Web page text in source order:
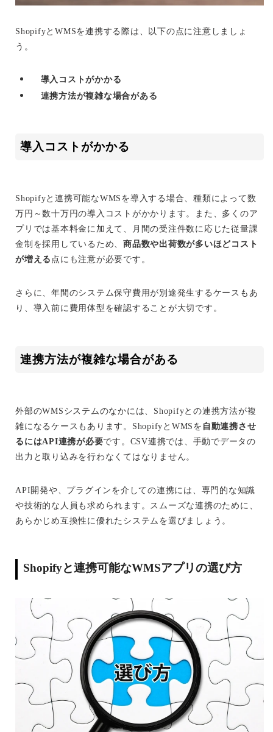
ShopifyとWMSを連携する際は、以下の点に注意しましょ
う。
導入コストがかかる
連携方法が複雑な場合がある
導入コストがかかる
Shopifyと連携可能なWMSを導入する場合、種類によって数
万円～数十万円の導入コストがかかります。また、多くのア
プリでは基本料金に加えて、月間の受注件数に応じた従量課
金制を採用しているため、 商品数や出荷数が多いほどコスト
が増える 点にも注意が必要です。
さらに、年間のシステム保守費用が別途発生するケースもあ
り、導入前に費用体型を確認することが大切です。
連携方法が複雑な場合がある
外部のWMSシステムのなかには、Shopifyとの連携方法が複
雑になるケースもあります。ShopifyとWMSを 自動連携させ
るにはAPI連携が必要です。CSV連携では、手動でデータの
出力と取り込みを行わなくてはなりません。
API開発や、プラグインを介しての連携には、専門的な知識
や技術的な人員も求められます。スムーズな連携のために、
あらかじめ互換性に優れたシステムを選びましょう。
Shopifyと連携可能なWMSアプリの選び方